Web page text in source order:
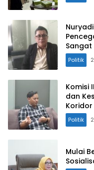
Sangat
Politik
Komisi
dan
Politik
Mulai